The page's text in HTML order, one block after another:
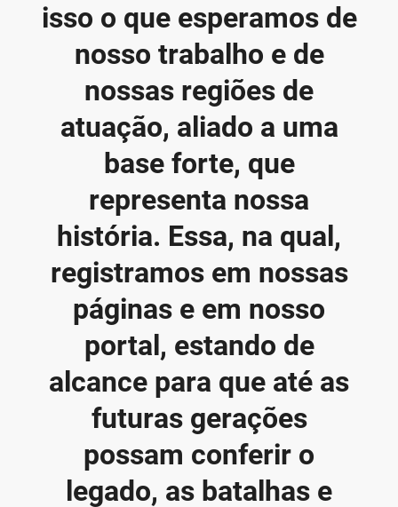
isso o que esperamos de
nosso trabalho e de
nossas regiões de
atuação, aliado a uma
base forte, que
representa nossa
história. Essa, na qual,
registramos em nossas
páginas e em nosso
portal, estando de
alcance para que até as
futuras gerações
possam conferir o
legado, as batalhas e